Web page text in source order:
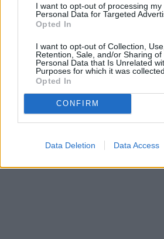
I want to opt-out of processing my
Personal Data for Targeted
Opted In
I want to opt-out of Collection, Use,
Retention, Sale, and/or Sharing of
Personal Data that Is Unrelated
Purposes for which it was collected.
Opted In
CONFIRM
Data Deletion Data Access